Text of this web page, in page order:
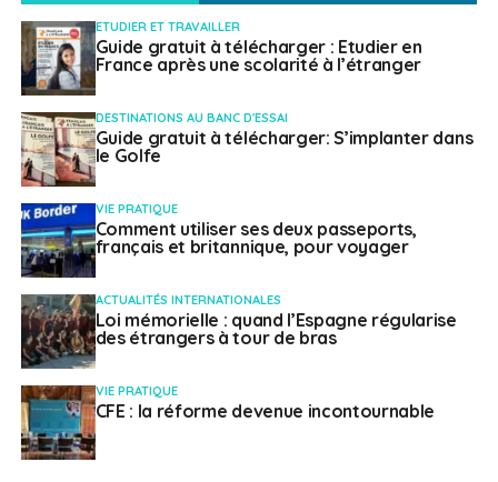
ETUDIER ET TRAVAILLER
Guide gratuit à télécharger : Etudier en
France après une scolarité à l’étranger
DESTINATIONS AU BANC D'ESSAI
Guide gratuit à télécharger: S’implanter dans
le Golfe
VIE PRATIQUE
Comment utiliser ses deux passeports,
français et britannique, pour voyager
ACTUALITÉS INTERNATIONALES
Loi mémorielle : quand l’Espagne régularise
des étrangers à tour de bras
VIE PRATIQUE
CFE : la réforme devenue incontournable